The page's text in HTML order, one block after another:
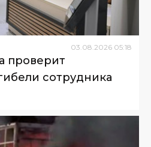
03.08.2026 05:18
проверит
сотрудника